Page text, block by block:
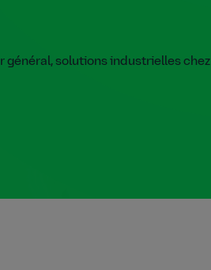
solutions industrielles chez